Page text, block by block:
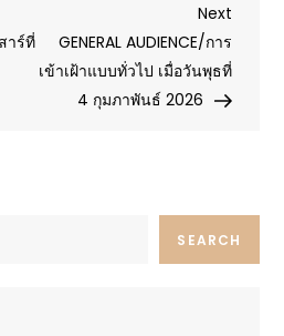
าร์ที่
Next
Post
Next
GENERAL AUDIENCE/การ
เข้าเฝ้าแบบทั่วไป เมื่อวันพุธที่
4 กุมภาพันธ์ 2026
SEARCH